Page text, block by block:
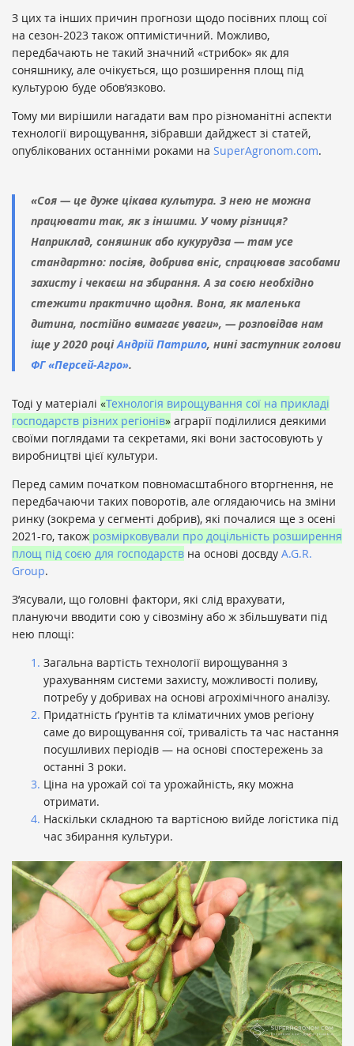
З цих та інших причин прогнози щодо посівних площ сої
на сезон-2023 також оптимістичний. Можливо,
передбачають не такий значний «стрибок» як для
соняшнику, але очікується, що розширення площ під
культурою буде обов’язково.
Тому ми вирішили нагадати вам про різноманітні аспекти
технології вирощування, зібравши дайджест зі статей,
опублікованих останніми роками на SuperAgronom.com.
«Соя — це дуже цікава культура. З нею не можна
працювати так, як з іншими. У чому різниця?
Наприклад, соняшник або кукурудза — там усе
стандартно: посіяв, добрива вніс, спрацював засобами
захисту і чекаєш на збирання. А за соєю необхідно
стежити практично щодня. Вона, як маленька
дитина, постійно вимагає уваги», — розповідав нам
іще у 2020 році Андрій Патрило, нині заступник голови
ФГ «Персей-Агро».
Тоді у матеріалі «Технологія вирощування сої на прикладі
господарств різних регіонів» аграрії поділилися деякими
своїми поглядами та секретами, які вони застосовують у
виробництві цієї культури.
Перед самим початком повномасштабного вторгнення, не
передбачаючи таких поворотів, але оглядаючись на зміни
ринку (зокрема у сегменті добрив), які почалися ще з осені
2021-го, також розмірковували про доцільність розширення
площ під соєю для господарств на основі досвду A.G.R.
Group.
З’ясували, що головні фактори, які слід врахувати,
плануючи вводити сою у сівозміну або ж збільшувати під
нею площі:
Загальна вартість технології вирощування з
урахуванням системи захисту, можливості поливу,
потребу у добривах на основі агрохімічного аналізу.
Придатність ґрунтів та кліматичних умов регіону
саме до вирощування сої, тривалість та час настання
посушливих періодів — на основі спостережень за
останні 3 роки.
Ціна на урожай сої та урожайність, яку можна
отримати.
Наскільки складною та вартісною вийде логістика під
час збирання культури.